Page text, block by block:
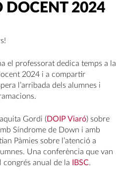
DOCENT 2024
el professorat dedica temps a la
2024 i a compartir
l’arribada dels alumnes i
Gordi ( DOIP Viaró) sobre
Síndrome de Down i amb
Pàmies sobre l’atenció a
Una conferència que van
anual de la
IBSC.